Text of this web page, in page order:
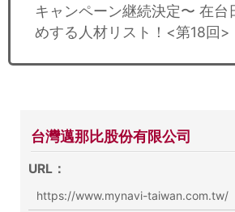
キャンペーン継続決定〜 在台
めする人材リスト！<第18回>
台灣邁那比股份有限公司
URL：
https://www.mynavi-taiwan.com.tw/